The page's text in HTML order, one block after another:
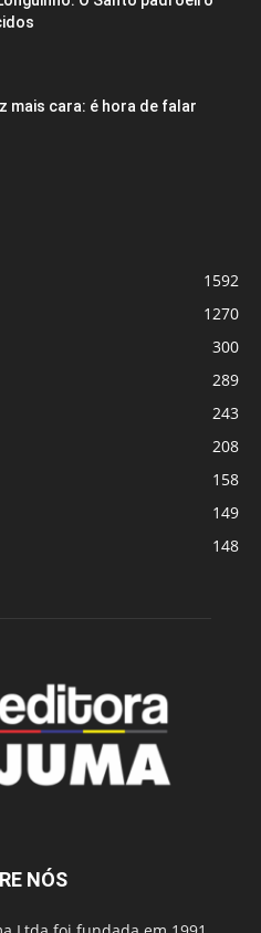
mais cara: é hora de falar
1592
1270
300
289
243
208
158
149
148
NÓS